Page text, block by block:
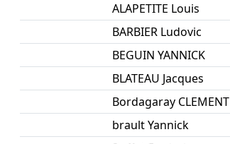
ALAPETITE Louis
BARBIER Ludovic
BEGUIN YANNICK
BLATEAU Jacques
Bordagaray CLEMENT
brault Yannick